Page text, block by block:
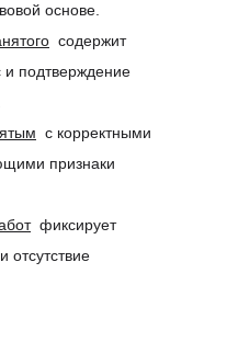
основе.
содержит
и подтверждение
с корректными
признаки
фиксирует
отсутствие